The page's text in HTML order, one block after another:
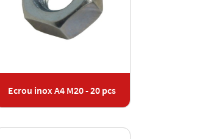
Ecrou inox A4 M20 - 20 pcs